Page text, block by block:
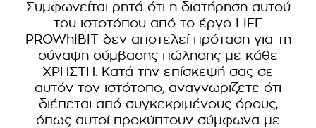
Συμφωνείται ρητά ότι η διατήρηση αυτού
του ιστοτόπου από το έργο LIFE
PROWhIBIT δεν αποτελεί πρόταση για τη
σύναψη σύμβασης πώλησης με κάθε
ΧΡΗΣΤΗ. Κατά την επίσκεψή σας σε
αυτόν τον ιστότοπο, αναγνωρίζετε ότι
διέπεται από συγκεκριμένους όρους,
όπως αυτοί προκύπτουν σύμφωνα με